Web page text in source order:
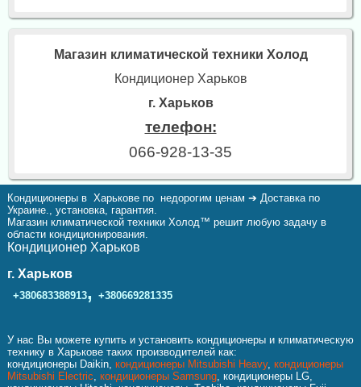
Магазин климатической техники Холод
Кондиционер Харьков
г. Харьков
телефон:
066-928-13-35
Кондиционеры в Харькове по недорогим ценам ➔ Доставка по
Украине., установка, гарантия.
Магазин климатической техники Холод™ решит любую задачу в
области кондиционирования.
Кондиционер Харьков
г. Харьков
+380683388913, +380669281335
У нас Вы можете купить и установить кондиционеры и климатическую
технику в Харькове таких производителей как:
кондиционеры Daikin, кондиционеры Mitsubishi Heavy, кондиционеры
Mitsubishi Electric, кондиционеры Samsung, кондиционеры LG,